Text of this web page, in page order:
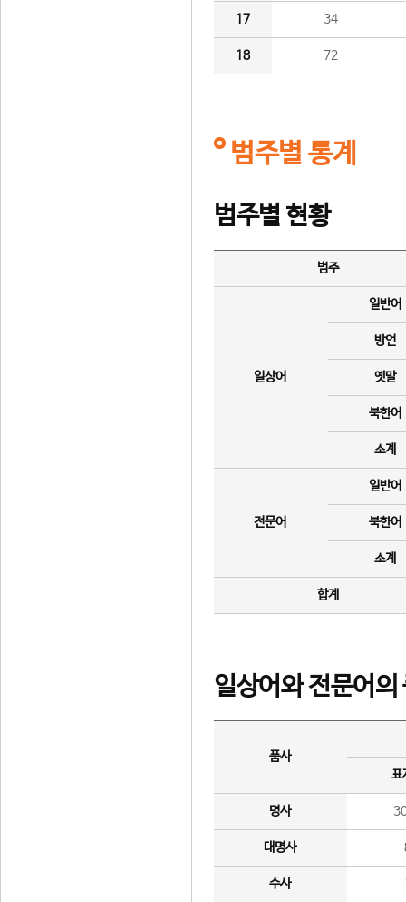
17 34
18 72
범주별 통계
범주별 현황
범주
일상어
일반어
방언
옛말
북한어
소계
전문어
일반어
북한어
소계
합계
일상어와 전문어의
품사
표
명사
대명사
수사